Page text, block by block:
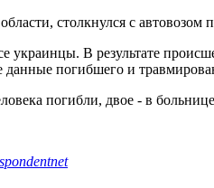
столкнулся с автовозом
В результате
погибшего и
погибли, двое - в